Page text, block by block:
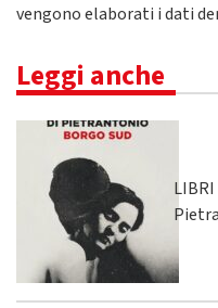
vengono elaborati i dati
Leggi anche